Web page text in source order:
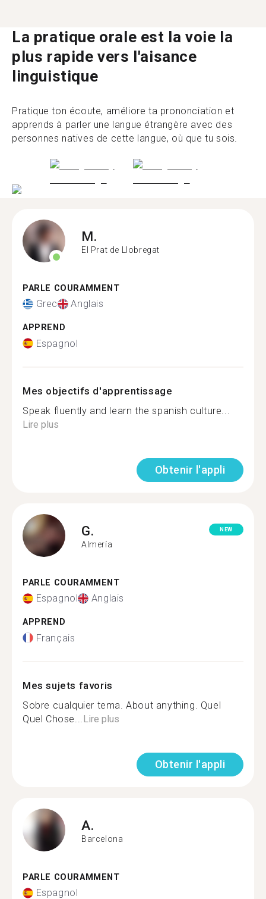
La pratique orale est la voie la
plus rapide vers l'aisance
linguistique
Pratique ton écoute, améliore ta prononciation et
apprends à parler une langue étrangère avec des
personnes natives de cette langue, où que tu sois.
M.
El Prat de Llobregat
PARLE COURAMMENT
Grec Anglais
APPREND
Espagnol
Mes objectifs d'apprentissage
Speak fluently and learn the spanish culture...
Lire plus
Obtenir l'appli
G.
Almería
NEW
PARLE COURAMMENT
Espagnol Anglais
APPREND
Français
Mes sujets favoris
Sobre cualquier tema. About anything. Quel
Quel Chose... Lire plus
Obtenir l'appli
A.
Barcelona
PARLE COURAMMENT
Espagnol